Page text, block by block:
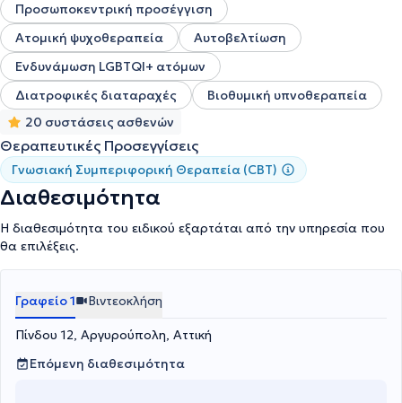
Προσωποκεντρική προσέγγιση
Ατομική ψυχοθεραπεία
Αυτοβελτίωση
Ενδυνάμωση LGBTQI+ ατόμων
Διατροφικές διαταραχές
Βιοθυμική υπνοθεραπεία
20 συστάσεις ασθενών
Θεραπευτικές Προσεγγίσεις
Γνωσιακή Συμπεριφορική Θεραπεία (CBT)
Διαθεσιμότητα
Η διαθεσιμότητα του ειδικού εξαρτάται από την υπηρεσία που
θα επιλέξεις.
Γραφείο 1 Βιντεοκλήση
Πίνδου 12, Αργυρούπολη, Αττική
Επόμενη διαθεσιμότητα